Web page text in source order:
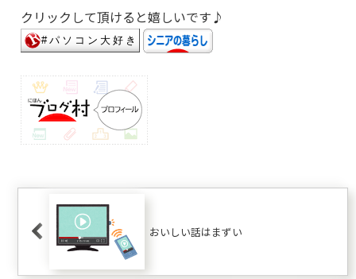
クリックして頂けると嬉しいです♪
おいしい話はまずい